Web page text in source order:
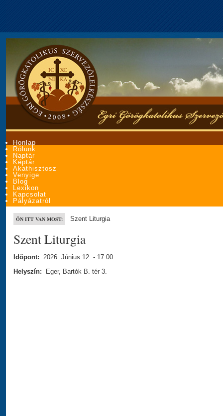
Honlap
Rólunk
Naptár
Képtár
Akathisztosz
Venyige
Blog
Lexikon
Kapcsolat
Pályázatról
ÖN ITT VAN MOST: Szent Liturgia
Szent Liturgia
Időpont: 2026. Június 12. - 17:00
Helyszín:
Eger, Bartók B. tér 3.